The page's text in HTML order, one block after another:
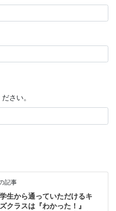
さい。
記事
生から通っていただけるキ
クラスは『わかった！』